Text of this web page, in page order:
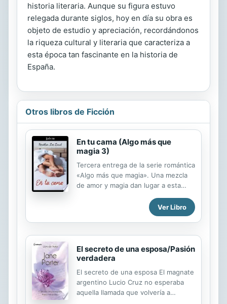
historia literaria. Aunque su figura estuvo
relegada durante siglos, hoy en día su obra es
objeto de estudio y apreciación, recordándonos
la riqueza cultural y literaria que caracteriza a
esta época tan fascinante en la historia de
España.
Otros libros de Ficción
En tu cama (Algo más que
magia 3)
Tercera entrega de la serie romántica
«Algo más que magia». Una mezcla
de amor y magia dan lugar a esta
Land. «Dicen que la magia no
existe... Eso es porque no has
es de esa clase de mujeres que no
se asustan por nada. Friki desde que
nació, y amante de los animales, Kate
da cuenta de que a su alrededor
suceden muchas más cosas de las
que ella pensaba. Incluso su
Ver Libro
El secreto de una esposa/Pasión
verdadera
El secreto de una esposa El magnate
argentino Lucio Cruz no esperaba
aquella llamada que volvería a